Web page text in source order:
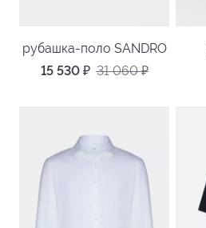
рубашка-поло SANDRO
15 530 ₽ 31 060₽